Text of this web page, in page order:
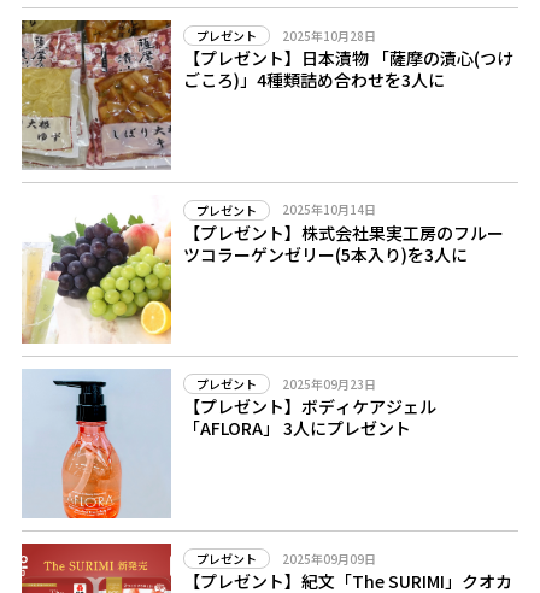
プレゼント 2025年10月28日
【プレゼント】日本漬物 「薩摩の漬心(つけ
ごころ)」4種類詰め合わせを3人に
プレゼント 2025年10月14日
【プレゼント】株式会社果実工房のフルー
ツコラーゲンゼリー(5本入り)を3人に
プレゼント 2025年09月23日
【プレゼント】ボディケアジェル
「AFLORA」 3人にプレゼント
プレゼント 2025年09月09日
【プレゼント】紀文「The SURIMI」クオカ